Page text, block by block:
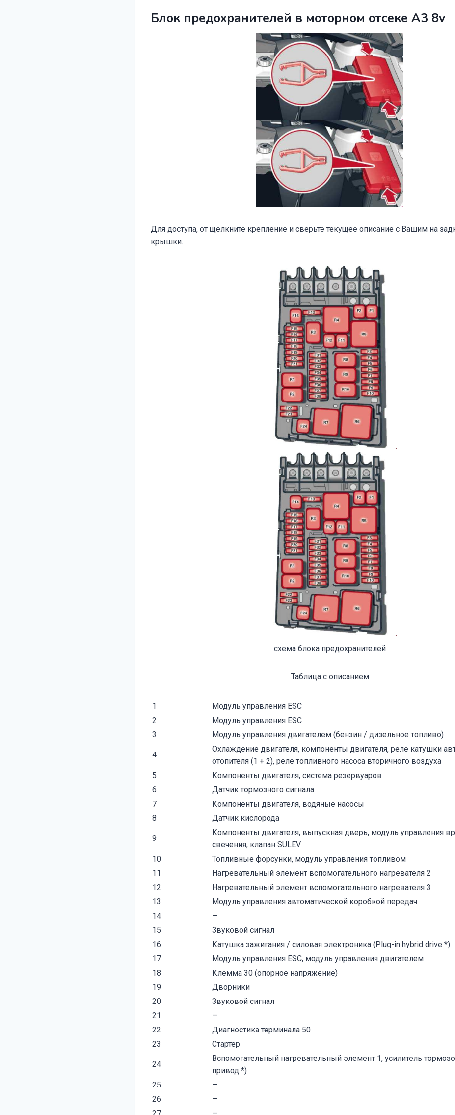
Блок предохранителей в моторном отсеке А3 8v
Для доступа, от щелкните крепление и сверьте текущее описание с Вашим на
крышки.
схема блока предохранителей
Таблица с описанием
1
Модуль управления ESC
2
Модуль управления ESC
3
Модуль управления двигателем (бензин / дизельное топливо)
4
Охлаждение двигателя, компоненты двигателя, реле катушки
отопителя (1 + 2), реле топливного насоса вторичного воздуха
5
Компоненты двигателя, система резервуаров
6
Датчик тормозного сигнала
7
Компоненты двигателя, водяные насосы
8
Датчик кислорода
9
Компоненты двигателя, выпускная дверь, модуль управления
свечения, клапан SULEV
10
Топливные форсунки, модуль управления топливом
11
Нагревательный элемент вспомогательного нагревателя 2
12
Нагревательный элемент вспомогательного нагревателя 3
13
Модуль управления автоматической коробкой передач
14
—
15
Звуковой сигнал
16
Катушка зажигания / силовая электроника (Plug-in hybrid drive *)
17
Модуль управления ESC, модуль управления двигателем
18
Клемма 30 (опорное напряжение)
19
Дворники
20
Звуковой сигнал
21
—
22
Диагностика терминала 50
23
Стартер
24
Вспомогательный нагревательный элемент 1, усилитель
привод *)
25
—
26
—
27
—